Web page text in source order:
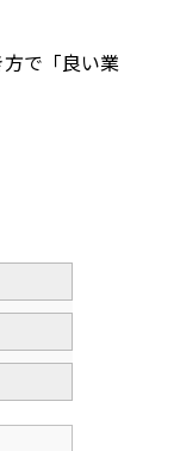
で「良い業